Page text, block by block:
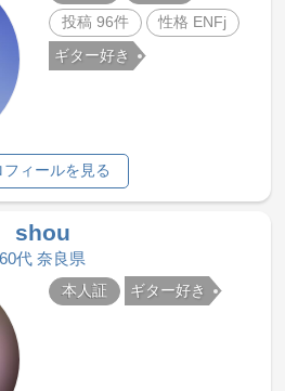
投稿 96件
性格 ENFj
ギター好き
フィールを見る
shou
60代 奈良県
本人証 ギター好き